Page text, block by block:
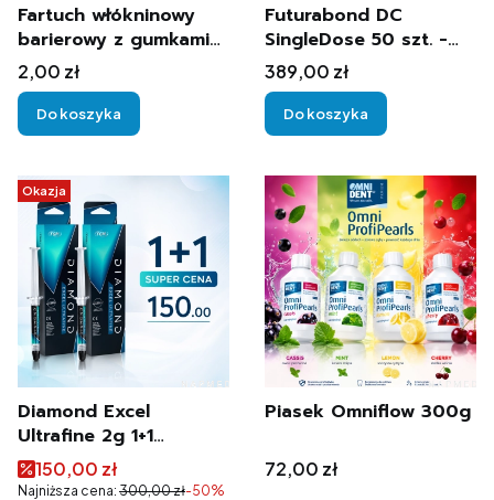
Fartuch włókninowy
barierowy z gumkami
BETAtex-1szt
Cena
2,00 zł
Do koszyka
Futurabond DC
SingleDose 50 szt. -
Samowytrawiający
system wiążący do
zębiny i szkliwa
Cena
389,00 zł
Do koszyka
Okazja
Diamond Excel
Ultrafine 2g 1+1
Diamentowa pasta
polerska (0,5 µm)
Cena promocyjna
150,00 zł
Najniższa cena: 300,00 zł-50%
Piasek Omniflow 300g
Cena
72,00 zł